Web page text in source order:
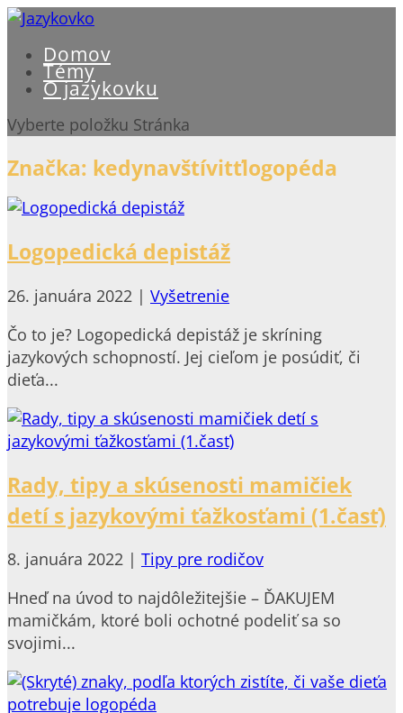
Domov
Témy
O jazykovku
Vyberte položku Stránka
Značka: kedynavštívitťlogopéda
Logopedická depistáž
26. januára 2022 | Vyšetrenie
Čo to je? Logopedická depistáž je skríning
jazykových schopností. Jej cieľom je posúdiť, či
dieťa...
Rady, tipy a skúsenosti mamičiek
detí s jazykovými ťažkosťami (1.časť)
8. januára 2022 | Tipy pre rodičov
Hneď na úvod to najdôležitejšie – ĎAKUJEM
mamičkám, ktoré boli ochotné podeliť sa so
svojimi...